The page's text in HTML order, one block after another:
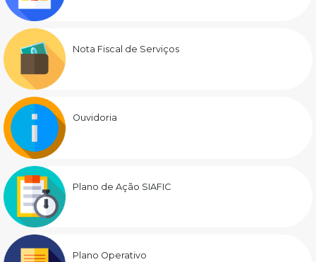
Nota Fiscal de Serviços
Ouvidoria
Plano de Ação SIAFIC
Plano Operativo